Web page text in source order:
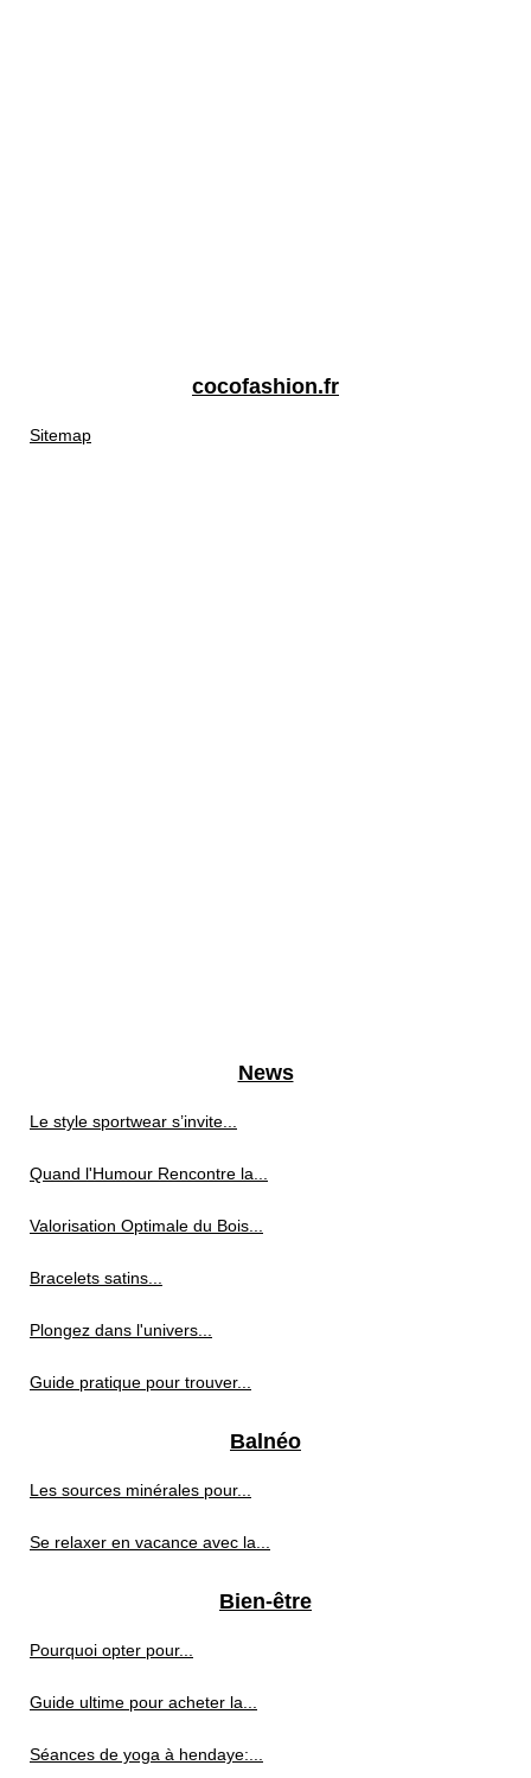
cocofashion.fr
Sitemap
News
Le style sportwear s’invite...
Quand l'Humour Rencontre la...
Valorisation Optimale du Bois...
Bracelets satins...
Plongez dans l'univers...
Guide pratique pour trouver...
Balnéo
Les sources minérales pour...
Se relaxer en vacance avec la...
Bien-être
Pourquoi opter pour...
Guide ultime pour acheter la...
Séances de yoga à hendaye:...